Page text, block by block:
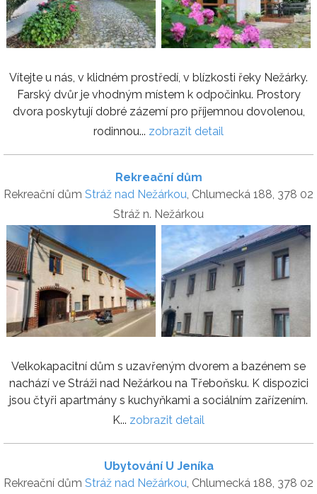
Vítejte u nás, v klidném prostředí, v blízkosti řeky Nežárky.
Farský dvůr je vhodným místem k odpočinku. Prostory
dvora poskytují dobré zázemí pro příjemnou dovolenou,
rodinnou... zobrazit detail
Rekreační dům
Rekreační dům Stráž nad Nežárkou, Chlumecká 188, 378 02
Stráž n. Nežárkou
Velkokapacitní dům s uzavřeným dvorem a bazénem se
nachází ve Stráži nad Nežárkou na Třeboňsku. K dispozici
jsou čtyři apartmány s kuchyňkami a sociálním zařízením.
K... zobrazit detail
Ubytování U Jeníka
Rekreační dům Stráž nad Nežárkou, Chlumecká 188, 378 02